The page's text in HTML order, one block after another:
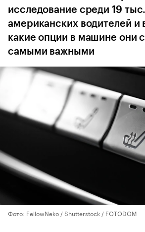
исследование среди 19 тыс.
американских водителей и
какие опции в машине они
самыми важными
Фото: FellowNeko / Shutterstock / FOTODOM